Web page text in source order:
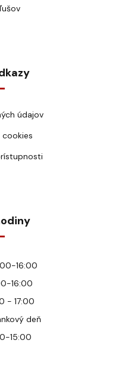
údajov
cookies
16:00
16:00
- 17:00
deň
15:00